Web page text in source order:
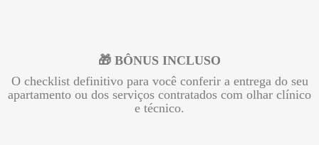
🎁 BÔNUS INCLUSO
O checklist definitivo para você conferir a entrega do seu
apartamento ou dos serviços contratados com olhar clínico
e técnico.